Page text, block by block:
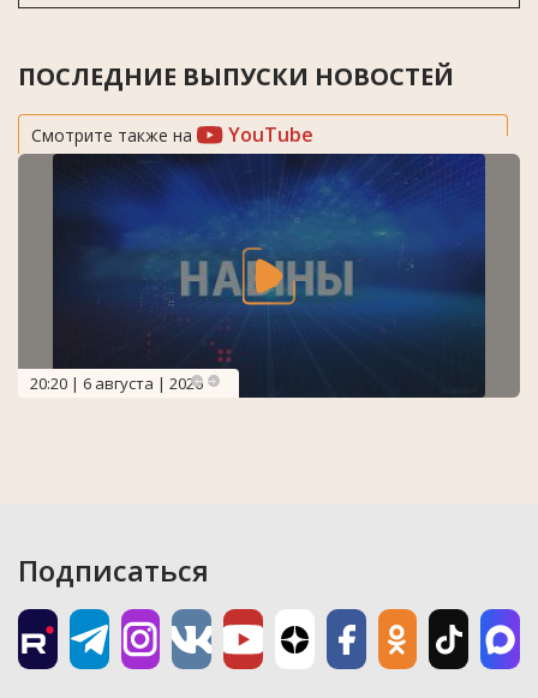
ПОСЛЕДНИЕ ВЫПУСКИ НОВОСТЕЙ
Смотрите также на YouTube
20:20 | 6 августа | 2026
Подписаться